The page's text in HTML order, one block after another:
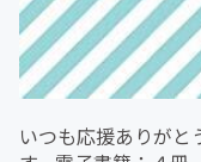
いつも応援ありがと